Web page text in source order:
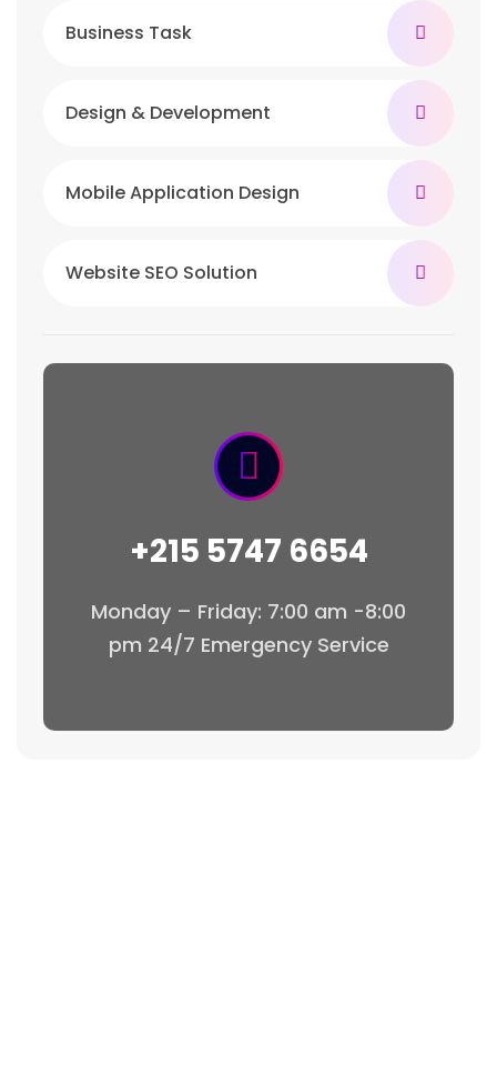
Business Task
Design & Development
Mobile Application Design
Website SEO Solution
+215 5747 6654
Monday – Friday: 7:00 am -8:00
pm 24/7 Emergency Service